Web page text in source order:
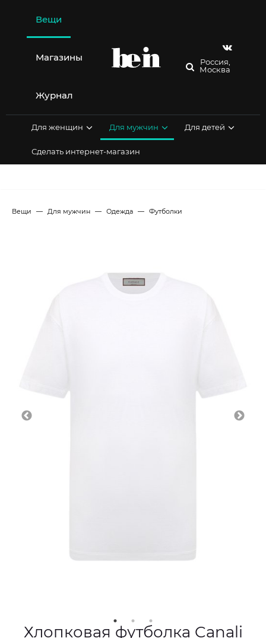
содержимому
Вещи
Магазины
Журнал
Россия,
Москва
Для женщин Для мужчин Для детей
Сделать интернет-магазин
Вещи Для мужчин Одежда Футболки
Хлопковая футболка Canali